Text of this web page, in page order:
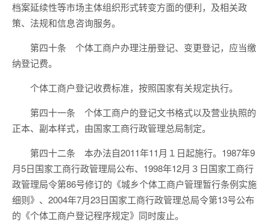
档案延续性等市场主体组织形式转变方面的便利，及相关政
策、法规和信息咨询服务。
第四十条 个体工商户办理注册登记、变更登记，应当缴
纳登记费。
个体工商户登记收费标准，按照国家有关规定执行。
第四十一条 个体工商户的登记文书格式以及营业执照的
正本、副本样式，由国家工商行政管理总局制定。
第四十二条 本办法自2011年11月１日起施行。1987年9
月5日国家工商行政管理局公布、1998年12月３日国家工商行
政管理局令第86号修订的《城乡个体工商户管理暂行条例实施
细则》、2004年7月23日国家工商行政管理总局令第13号公布
的《个体工商户登记程序规定》同时废止。